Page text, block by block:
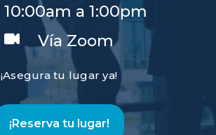
10:00am a 1:00pm
Vía Zoom
¡Asegura tu lugar ya!
¡Reserva tu lugar!